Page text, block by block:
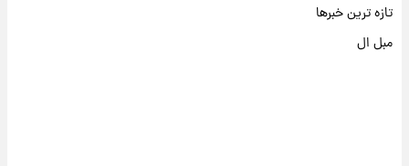
تازه ترین خبرها
مبل ال